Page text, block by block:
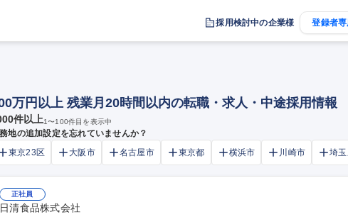
採用検討中の企業様 登録者
万円以上 残業月20時間以内の転職・求人・中途採用情報
件以上1〜100件目を表示中
地の追加設定を忘れていませんか？
東京23区
大阪市 名古屋市 東京都 横浜市 川崎市 埼
正社員
日清食品株式会社